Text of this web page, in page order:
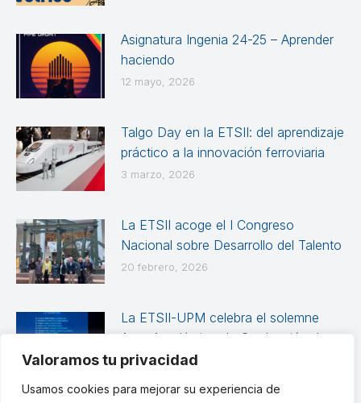
Valoramos tu privacidad
Usamos cookies para mejorar su experiencia de
Asignatura Ingenia 24-25 – Aprender
haciendo
12 mayo, 2026
Talgo Day en la ETSII: del aprendizaje
práctico a la innovación ferroviaria
3 marzo, 2026
La ETSII acoge el I Congreso
Nacional sobre Desarrollo del Talento
20 febrero, 2026
La ETSII-UPM celebra el solemne
Acto Académico de Graduación de
las promociones 2024-2025